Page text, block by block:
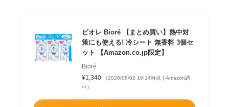
ビオレ Bioré 【まとめ買い】熱中対
策にも使える! 冷シート 無香料 3個セ
ット 【Amazon.co.jp限定】
Bioré
¥1,340
（2026/08/02 19:14時点 | Amazon調
べ）